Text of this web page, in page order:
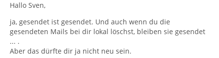
Hallo Sven,
ja, gesendet ist gesendet. Und auch wenn du die
gesendeten Mails bei dir lokal löschst, bleiben sie gesendet
... .
Aber das dürfte dir ja nicht neu sein.